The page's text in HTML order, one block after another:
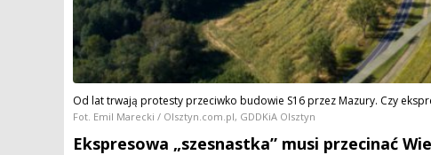
Od lat trwają protesty przeciwko budowie S16 przez Mazury. Czy
Fot. Emil Marecki / Olsztyn.com.pl, GDDKiA Olsztyn
Ekspresowa „szesnastka” musi przecinać